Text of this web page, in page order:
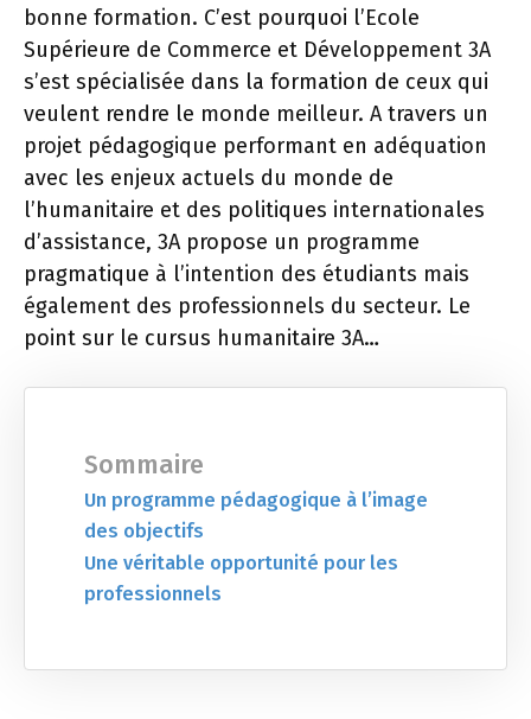
bonne formation. C’est pourquoi l’Ecole
Supérieure de Commerce et Développement 3A
s’est spécialisée dans la formation de ceux qui
veulent rendre le monde meilleur. A travers un
projet pédagogique performant en adéquation
avec les enjeux actuels du monde de
l’humanitaire et des politiques internationales
d’assistance, 3A propose un programme
pragmatique à l’intention des étudiants mais
également des professionnels du secteur. Le
point sur le cursus humanitaire 3A…
Sommaire
Un programme pédagogique à l’image
des objectifs
Une véritable opportunité pour les
professionnels